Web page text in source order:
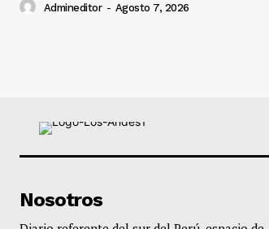
Admineditor - Agosto 7, 2026
Nosotros